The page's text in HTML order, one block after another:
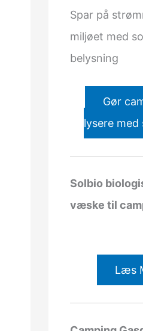
Spar på
miljøet med
belysning
Gør
lysere med
Solbio
væske til
Læs